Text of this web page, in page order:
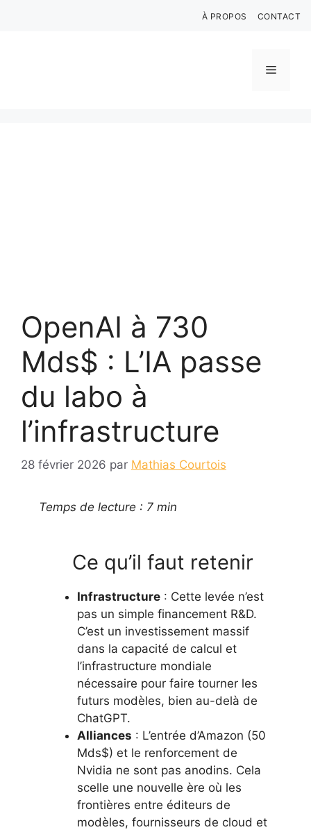
À PROPOS CONTACT
Menu
OpenAI à 730
Mds$ : L’IA passe
du labo à
l’infrastructure
28 février 2026 par Mathias Courtois
Temps de lecture : 7 min
Ce qu’il faut retenir
Infrastructure : Cette levée n’est
pas un simple financement R&D.
C’est un investissement massif
dans la capacité de calcul et
l’infrastructure mondiale
nécessaire pour faire tourner les
futurs modèles, bien au-delà de
ChatGPT.
Alliances : L’entrée d’Amazon (50
Mds$) et le renforcement de
Nvidia ne sont pas anodins. Cela
scelle une nouvelle ère où les
frontières entre éditeurs de
modèles, fournisseurs de cloud et